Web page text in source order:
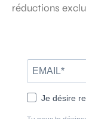
réductions
Je désire